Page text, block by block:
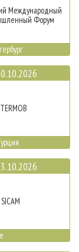
Международный
Форум
SICAM